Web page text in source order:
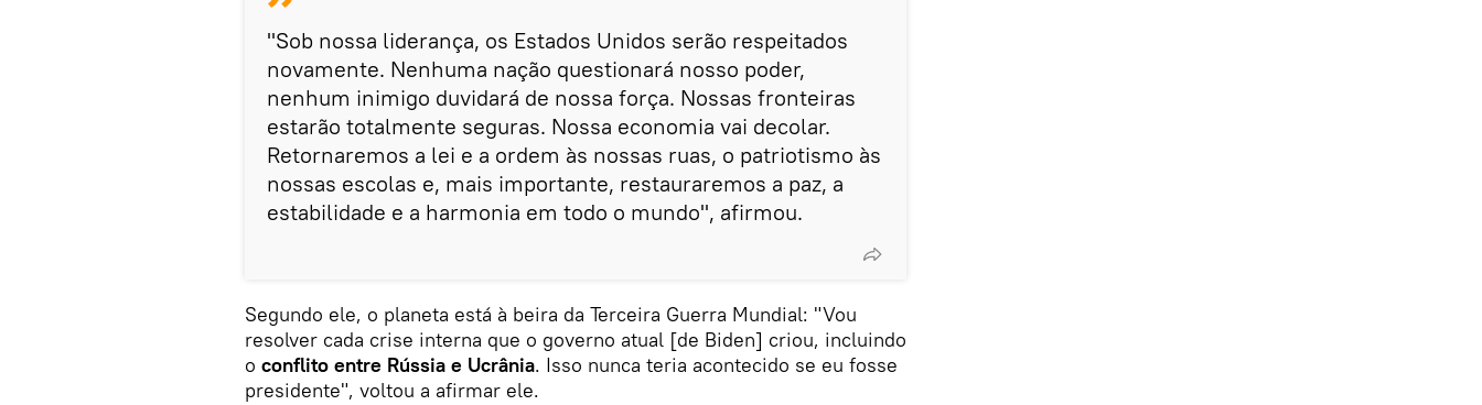
"Sob nossa liderança, os Estados Unidos serão respeitados
novamente. Nenhuma nação questionará nosso poder,
nenhum inimigo duvidará de nossa força. Nossas fronteiras
estarão totalmente seguras. Nossa economia vai decolar.
Retornaremos a lei e a ordem às nossas ruas, o patriotismo às
nossas escolas e, mais importante, restauraremos a paz, a
estabilidade e a harmonia em todo o mundo", afirmou.
Segundo ele, o planeta está à beira da Terceira Guerra Mundial: "Vou
resolver cada crise interna que o governo atual [de Biden] criou, incluindo
o conflito entre Rússia e Ucrânia. Isso nunca teria acontecido se eu fosse
presidente", voltou a afirmar ele.